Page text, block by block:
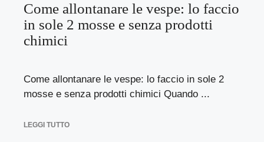
Come allontanare le vespe: lo faccio
in sole 2 mosse e senza prodotti
chimici
Come allontanare le vespe: lo faccio in sole 2
mosse e senza prodotti chimici Quando ...
LEGGI TUTTO